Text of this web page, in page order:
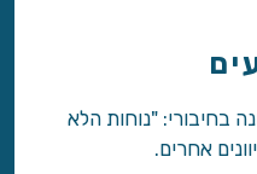
בחיבורי: "נוחות הלא
אחרים.